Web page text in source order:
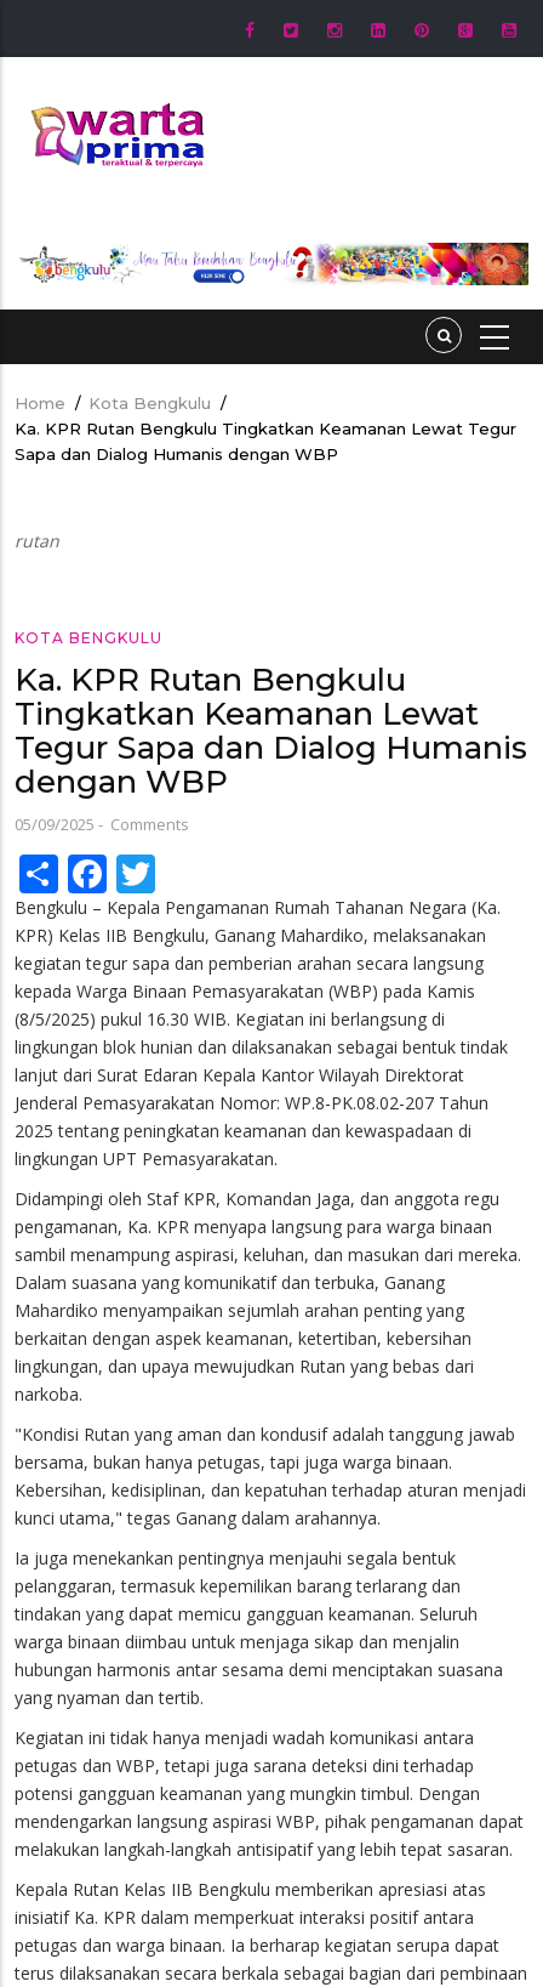
Breadcrumb
Home / Kota Bengkulu /
Ka. KPR Rutan Bengkulu Tingkatkan Keamanan Lewat Tegur
Sapa dan Dialog Humanis dengan WBP
rutan
KOTA BENGKULU
Ka. KPR Rutan Bengkulu
Tingkatkan Keamanan Lewat
Tegur Sapa dan Dialog Humanis
dengan WBP
05/09/2025 - Comments
ShareFacebook
Bengkulu – Kepala Pengamanan Rumah Tahanan Negara (Ka.
KPR) Kelas IIB Bengkulu, Ganang Mahardiko, melaksanakan
kegiatan tegur sapa dan pemberian arahan secara langsung
kepada Warga Binaan Pemasyarakatan (WBP) pada Kamis
(8/5/2025) pukul 16.30 WIB. Kegiatan ini berlangsung di
lingkungan blok hunian dan dilaksanakan sebagai bentuk tindak
lanjut dari Surat Edaran Kepala Kantor Wilayah Direktorat
Jenderal Pemasyarakatan Nomor: WP.8-PK.08.02-207 Tahun
2025 tentang peningkatan keamanan dan kewaspadaan di
lingkungan UPT Pemasyarakatan.
Didampingi oleh Staf KPR, Komandan Jaga, dan anggota regu
pengamanan, Ka. KPR menyapa langsung para warga binaan
sambil menampung aspirasi, keluhan, dan masukan dari mereka.
Dalam suasana yang komunikatif dan terbuka, Ganang
Mahardiko menyampaikan sejumlah arahan penting yang
berkaitan dengan aspek keamanan, ketertiban, kebersihan
lingkungan, dan upaya mewujudkan Rutan yang bebas dari
narkoba.
"Kondisi Rutan yang aman dan kondusif adalah tanggung jawab
bersama, bukan hanya petugas, tapi juga warga binaan.
Kebersihan, kedisiplinan, dan kepatuhan terhadap aturan menjadi
kunci utama," tegas Ganang dalam arahannya.
Ia juga menekankan pentingnya menjauhi segala bentuk
pelanggaran, termasuk kepemilikan barang terlarang dan
tindakan yang dapat memicu gangguan keamanan. Seluruh
warga binaan diimbau untuk menjaga sikap dan menjalin
hubungan harmonis antar sesama demi menciptakan suasana
yang nyaman dan tertib.
Kegiatan ini tidak hanya menjadi wadah komunikasi antara
petugas dan WBP, tetapi juga sarana deteksi dini terhadap
potensi gangguan keamanan yang mungkin timbul. Dengan
mendengarkan langsung aspirasi WBP, pihak pengamanan dapat
melakukan langkah-langkah antisipatif yang lebih tepat sasaran.
Kepala Rutan Kelas IIB Bengkulu memberikan apresiasi atas
inisiatif Ka. KPR dalam memperkuat interaksi positif antara
petugas dan warga binaan. Ia berharap kegiatan serupa dapat
terus dilaksanakan secara berkala sebagai bagian dari pembinaan